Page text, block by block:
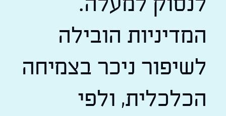
המדיניות הובילה
לשיפור ניכר בצמיחה
הכלכלית, ולפי